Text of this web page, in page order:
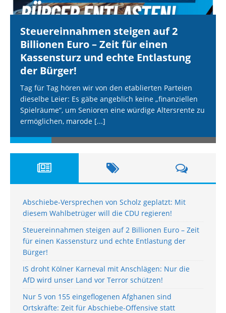
Steuereinnahmen steigen auf 2
Billionen Euro – Zeit für einen
Kassensturz und echte Entlastung
der Bürger!
Tag für Tag hören wir von den etablierten Parteien
dieselbe Leier: Es gäbe angeblich keine „finanziellen
Spielräume“, um Senioren eine würdige Altersrente zu
ermöglichen, marode [...]
Abschiebe-Versprechen von Scholz geplatzt: Mit
diesem Wahlbetrüger will die CDU regieren!
Steuereinnahmen steigen auf 2 Billionen Euro – Zeit
für einen Kassensturz und echte Entlastung der
Bürger!
IS droht Kölner Karneval mit Anschlägen: Nur die
AfD wird unser Land vor Terror schützen!
Nur 5 von 155 eingeflogenen Afghanen sind
Ortskräfte: Zeit für Abschiebe-Offensive statt